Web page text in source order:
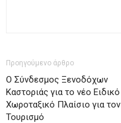
Προηγούμενο άρθρο
Ο Σύνδεσμος Ξενοδόχων
Καστοριάς για το νέο Ειδικό
Χωροταξικό Πλαίσιο για τον
Τουρισμό